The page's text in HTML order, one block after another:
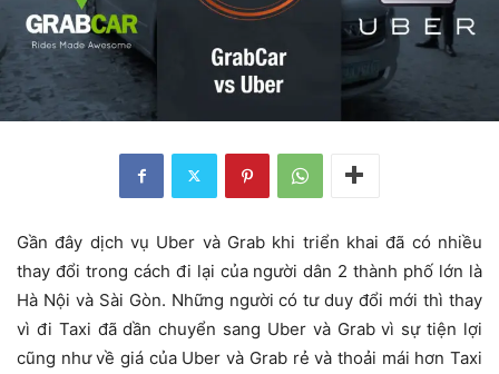
Gần đây dịch vụ Uber và Grab khi triển khai đã có nhiều
thay đổi trong cách đi lại của người dân 2 thành phố lớn là
Hà Nội và Sài Gòn. Những người có tư duy đổi mới thì thay
vì đi Taxi đã dần chuyển sang Uber và Grab vì sự tiện lợi
cũng như về giá của Uber và Grab rẻ và thoải mái hơn Taxi